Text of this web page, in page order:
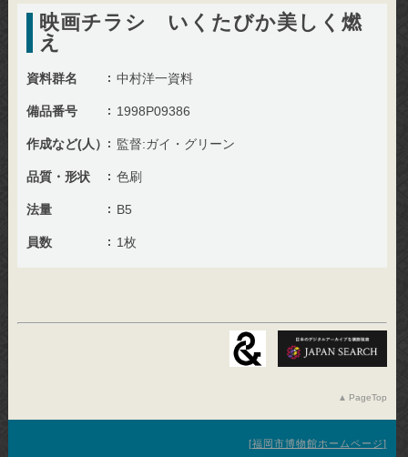
映画チラシ いくたびか美しく燃
え
資料群名 中村洋一資料
備品番号 1998P09386
作成など(人） 監督:ガイ・グリーン
品質・形状 色刷
法量 B5
員数 1枚
PageTop
福岡市博物館ホームページ